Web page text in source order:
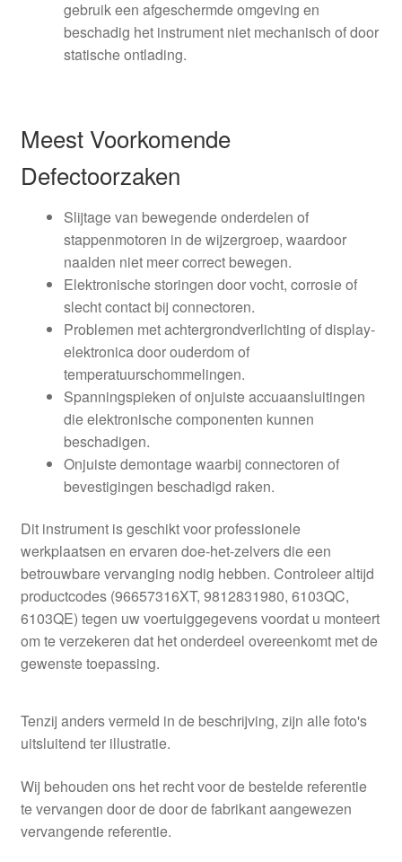
gebruik een afgeschermde omgeving en
beschadig het instrument niet mechanisch of door
statische ontlading.
Meest Voorkomende
Defectoorzaken
Slijtage van bewegende onderdelen of
stappenmotoren in de wijzergroep, waardoor
naalden niet meer correct bewegen.
Elektronische storingen door vocht, corrosie of
slecht contact bij connectoren.
Problemen met achtergrondverlichting of display-
elektronica door ouderdom of
temperatuurschommelingen.
Spanningspieken of onjuiste accuaansluitingen
die elektronische componenten kunnen
beschadigen.
Onjuiste demontage waarbij connectoren of
bevestigingen beschadigd raken.
Dit instrument is geschikt voor professionele
werkplaatsen en ervaren doe-het-zelvers die een
betrouwbare vervanging nodig hebben. Controleer altijd
productcodes (96657316XT, 9812831980, 6103QC,
6103QE) tegen uw voertuiggegevens voordat u monteert
om te verzekeren dat het onderdeel overeenkomt met de
gewenste toepassing.
Tenzij anders vermeld in de beschrijving, zijn alle foto's
uitsluitend ter illustratie.
Wij behouden ons het recht voor de bestelde referentie
te vervangen door de door de fabrikant aangewezen
vervangende referentie.